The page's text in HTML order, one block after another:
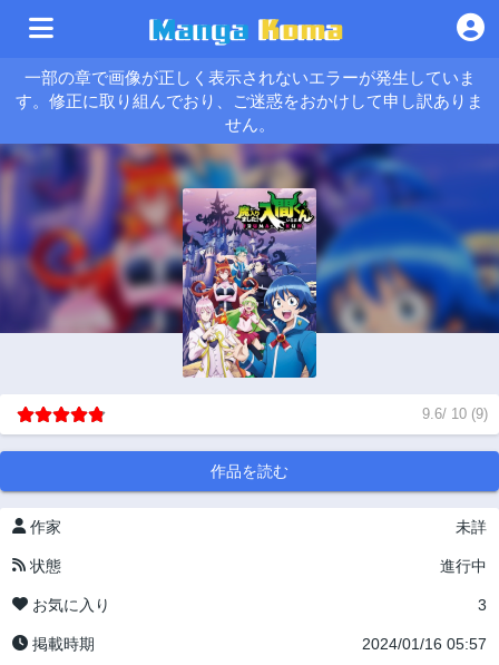
一部の章で画像が正しく表示されないエラーが発生していま
す。修正に取り組んでおり、ご迷惑をおかけして申し訳ありま
せん。
9.6/ 10 (9)
作品を読む
作家 未詳
状態 進行中
お気に入り 3
掲載時期 2024/01/16 05:57